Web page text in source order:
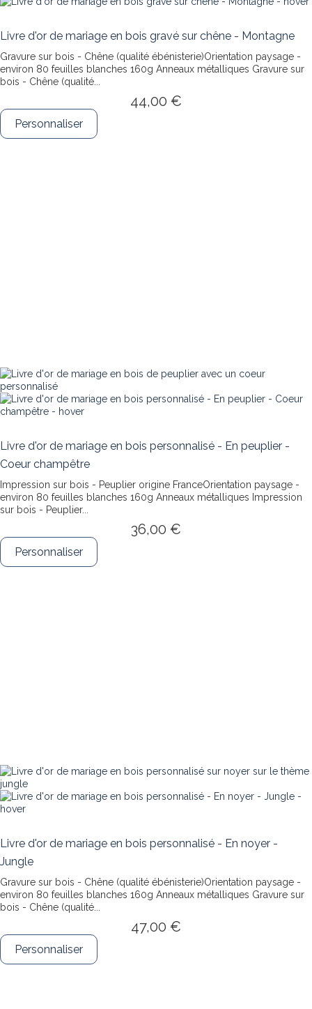
Livre d'or de mariage en bois gravé sur chêne - Montagne
Gravure sur bois - Chêne (qualité ébénisterie)Orientation paysage -
environ 80 feuilles blanches 160g Anneaux métalliques Gravure sur
bois - Chêne (qualité...
44,00 €
Personnaliser
Livre d'or de mariage en bois personnalisé - En peuplier -
Coeur champêtre
Impression sur bois - Peuplier origine FranceOrientation paysage -
environ 80 feuilles blanches 160g Anneaux métalliques Impression
sur bois - Peuplier...
36,00 €
Personnaliser
Livre d'or de mariage en bois personnalisé - En noyer -
Jungle
Gravure sur bois - Chêne (qualité ébénisterie)Orientation paysage -
environ 80 feuilles blanches 160g Anneaux métalliques Gravure sur
bois - Chêne (qualité...
47,00 €
Personnaliser